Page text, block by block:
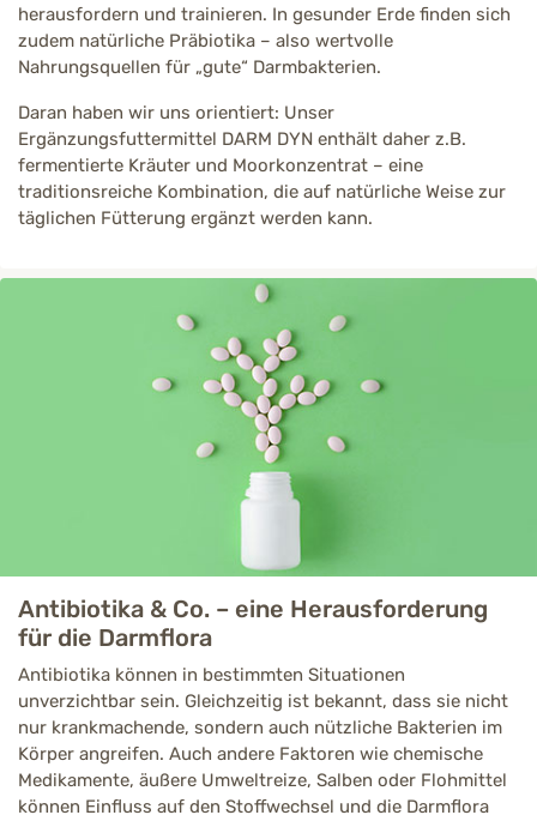
herausfordern und trainieren. In gesunder Erde finden sich
zudem natürliche Präbiotika – also wertvolle
Nahrungsquellen für „gute“ Darmbakterien.
Daran haben wir uns orientiert: Unser
Ergänzungsfuttermittel DARM DYN enthält daher z.B.
fermentierte Kräuter und Moorkonzentrat – eine
traditionsreiche Kombination, die auf natürliche Weise zur
täglichen Fütterung ergänzt werden kann.
Antibiotika & Co. – eine Herausforderung
für die Darmflora
Antibiotika können in bestimmten Situationen
unverzichtbar sein. Gleichzeitig ist bekannt, dass sie nicht
nur krankmachende, sondern auch nützliche Bakterien im
Körper angreifen. Auch andere Faktoren wie chemische
Medikamente, äußere Umweltreize, Salben oder Flohmittel
können Einfluss auf den Stoffwechsel und die Darmflora